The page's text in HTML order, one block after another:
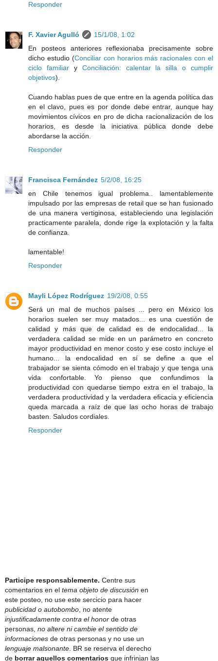
Responder
F. Xavier Agulló
15/1/08, 1:02
En posteos anteriores reflexionaba precisamente sobre
dicho estudio (Conciliar con horarios más racionales con el
ciclo familiary Conciliación: calentar la silla o cumplir
objetivos).
Cuando hablas pues de que entre en la agenda política das
en el clavo, pues es por donde debe entrar, aunque hay
movimientos cívicos en pro de dicha racionalización de los
horarios, es desde la iniciativa pública donde debe
abordarse la acción.
Responder
Francisca Fernández 5/2/08, 16:25
en Chile tenemos igual problema.. lamentablemente
impulsado por las empresas de retail que se han fusionado
de una manera vertiginosa, estableciendo una legislación
practicamente paralela, donde rige la explotación y la falta
de confianza.
lamentable!
Responder
Mayli López Rodríguez 19/2/08, 0:55
Será un mal de muchos países ... pero en México los
horarios suelen ser muy matados... es una cuestión de
calidad y más que de calidad es de endocalidad... la
verdadera calidad se mide en un parámetro en concreto
mayor productividad en menor costo y ese costo incluye el
humano... la endocalidad en sí se define a que el
trabajador se sienta cómodo en el trabajo y que tenga una
vida confortable. Yo pienso que confundimos la
productividad con quedarse tiempo extra en el trabajo, la
verdadera productividad y la verdadera eficacia y eficiencia
queda marcada a raíz de que las ocho horas de trabajo
basten. Saludos cordiales.
Responder
Participe responsablemente. Centre sus
comentarios en el tema objeto de discusión en
este posteo, no use este sercicio para hacer
publicidad o autobombo , no atente
injustificadamente contra el honor de otras
personas, no altere ni cambie el sentido de
informaciones de otras personas y no use un
lenguaje malsonante . BR se reserva el derecho
de borrar aquellos comentarios que infrinjan las